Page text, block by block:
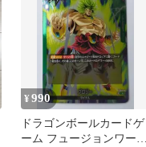
¥990
ドラゴンボールカードゲ
ーム フュージョンワール